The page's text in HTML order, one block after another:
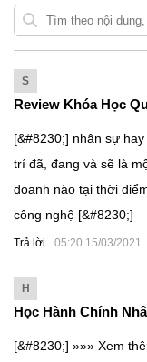
S
Review Khóa Học
[&#8230;] nhân sự
trí đã, đang và sẽ là
doanh nào tại thời
công nghệ [&#8230;]
Trả lời 05:20 15/03/2021
H
Học Hành Chính
[&#8230;] »»» Xem